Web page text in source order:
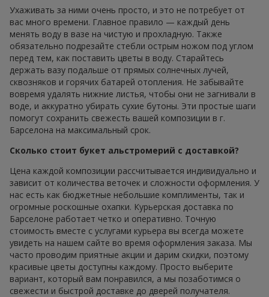
Ухаживать за ними очень просто, и это не потребует от
вас много времени. Главное правило — каждый день
менять воду в вазе на чистую и прохладную. Также
обязательно подрезайте стебли острым ножом под углом
перед тем, как поставить цветы в воду. Старайтесь
держать вазу подальше от прямых солнечных лучей,
сквозняков и горячих батарей отопления. Не забывайте
вовремя удалять нижние листья, чтобы они не загнивали в
воде, и аккуратно убирать сухие бутоны. Эти простые шаги
помогут сохранить свежесть вашей композиции в г.
Барселона на максимальный срок.
Сколько стоит букет альстромерий с доставкой?
Цена каждой композиции рассчитывается индивидуально и
зависит от количества веточек и сложности оформления. У
нас есть как бюджетные небольшие комплименты, так и
огромные роскошные охапки. Курьерская доставка по
Барселоне работает четко и оперативно. Точную
стоимость вместе с услугами курьера вы всегда можете
увидеть на нашем сайте во время оформления заказа. Мы
часто проводим приятные акции и дарим скидки, поэтому
красивые цветы доступны каждому. Просто выберите
вариант, который вам понравился, а мы позаботимся о
свежести и быстрой доставке до дверей получателя.